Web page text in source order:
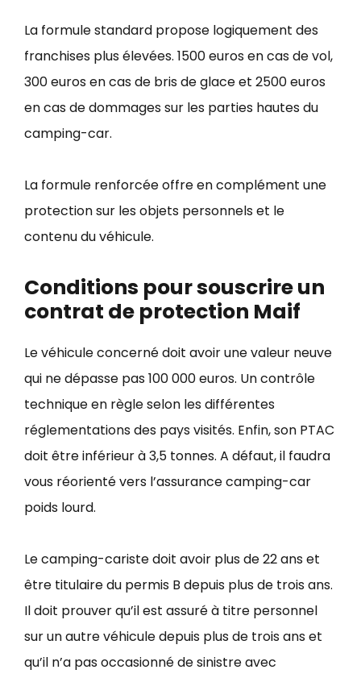
La formule standard propose logiquement des
franchises plus élevées. 1500 euros en cas de vol,
300 euros en cas de bris de glace et 2500 euros
en cas de dommages sur les parties hautes du
camping-car.
La formule renforcée offre en complément une
protection sur les objets personnels et le
contenu du véhicule.
Conditions pour souscrire un
contrat de protection Maif
Le véhicule concerné doit avoir une valeur neuve
qui ne dépasse pas 100 000 euros. Un contrôle
technique en règle selon les différentes
réglementations des pays visités. Enfin, son PTAC
doit être inférieur à 3,5 tonnes. A défaut, il faudra
vous réorienté vers l’assurance camping-car
poids lourd.
Le camping-cariste doit avoir plus de 22 ans et
être titulaire du permis B depuis plus de trois ans.
Il doit prouver qu’il est assuré à titre personnel
sur un autre véhicule depuis plus de trois ans et
qu’il n’a pas occasionné de sinistre avec